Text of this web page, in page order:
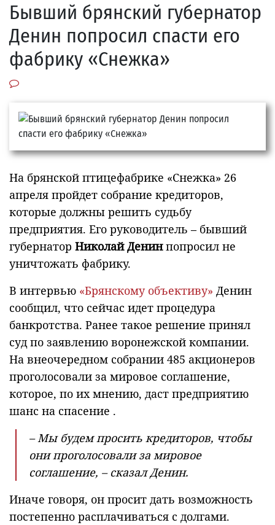
Бывший брянский губернатор
Денин попросил спасти его
фабрику «Снежка»
На брянской птицефабрике «Снежка» 26
апреля пройдет собрание кредиторов,
которые должны решить судьбу
предприятия. Его руководитель – бывший
губернатор Николай Денинпопросил не
уничтожать фабрику.
В интервью «Брянскому объективу» Денин
сообщил, что сейчас идет процедура
банкротства. Ранее такое решение принял
суд по заявлению воронежской компании.
На внеочередном собрании 485 акционеров
проголосовали за мировое соглашение,
которое, по их мнению, даст предприятию
шанс на спасение .
– Мы будем просить кредиторов, чтобы
они проголосовали за мировое
соглашение, – сказал Денин.
Иначе говоря, он просит дать возможность
постепенно расплачиваться с долгами.